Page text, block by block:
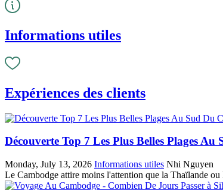
Informations utiles
Expériences des clients
Découverte Top 7 Les Plus Belles Plages Au
Monday, July 13, 2026 Informations utiles Nhi Nguyen
Le Cambodge attire moins l'attention que la Thaïlande